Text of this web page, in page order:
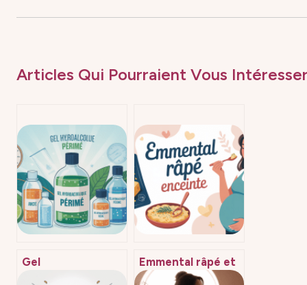
Articles Qui Pourraient Vous
Gel
hydroalcoolique
Emmental râpé et
grossesse : peut-